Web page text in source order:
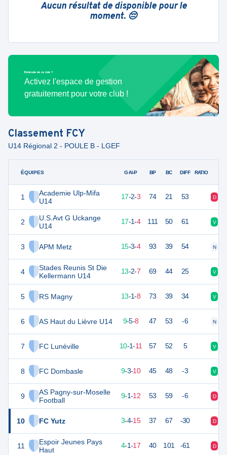
Aucun résultat de disponible pour le
moment. 😔
Bénévole de ce club ?
Activez l'espace de gestion
gratuitement pour votre club !
Classement FCY
U14 Régional 2 - POULE B - LGEF
ÉQUIPES
1
Academie Ulp-Mifa
U14
2
U.S.Avt G Uckange
U14
3 APM Metz
4
Stades Reunis St Die
Kellermann U14
5 RS Magny
6 AS Haut du Lièvre U14
7 FC Lunéville
8 FC Dombasle
9
AS Pagny-sur-Moselle
Football
10 FC Yutz
11
Espoir Jeunes Pays
Haut
G-N-P BP BC DIFF RATIO
53 17-2-3 74 21 53 D
52 17-1-4 111 50 61 V
15-3-4 93 39 54 N
41 22 13-2-7 69 44 25 V
13-1-8 73 39 34 V
32 22 9-5-8 47 53 -6 N
10-1-11 57 52 5 V
9-3-10 45 48 -3 V
28 22 9-1-12 53 59 -6 D
3-4-15 37 67 -30 D
13 4-1-17 40 101 -61 D